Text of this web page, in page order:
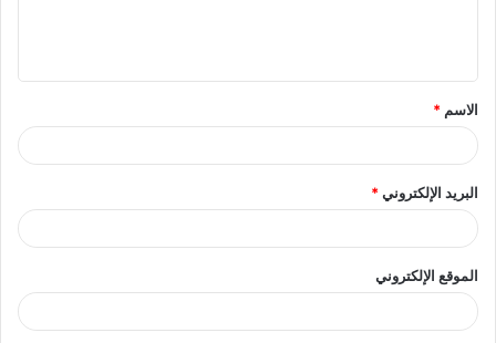
ق
*
الاسم *
البريد الإلكتروني*
الموقع الإلكتروني